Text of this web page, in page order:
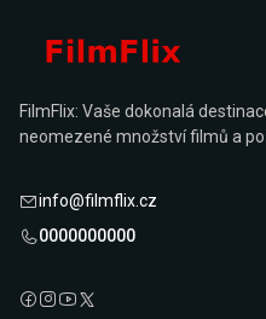
FilmFlix: Vaše dokonalá
neomezené množství filmů a
info@filmflix.cz
0000000000